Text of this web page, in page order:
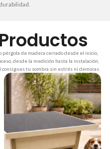
de madera cerrado desde el inicio,
desde la medición hasta la instalación,
tu sombra sin estrés ni demoras.